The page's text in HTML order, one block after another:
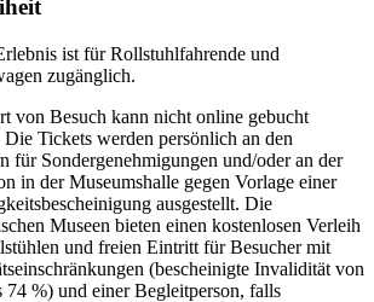
ist für Rollstuhlfahrende und
zugänglich.
von Besuch kann nicht online gebucht
Tickets werden persönlich an den
für Sondergenehmigungen und/oder an der
in der Museumshalle gegen Vorlage einer
ausgestellt. Die
Museen bieten einen kostenlosen Verleih
und freien Eintritt für Besucher mit
(bescheinigte Invalidität von
74 %) und einer Begleitperson, falls